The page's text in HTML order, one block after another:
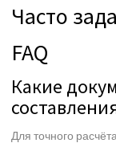
Часто
FAQ
Какие
Для точного